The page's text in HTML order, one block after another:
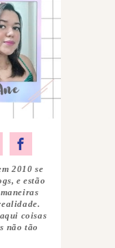
2010 se
e estão
coisas
não tão